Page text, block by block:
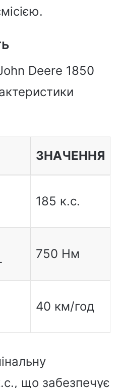
Deere 1850
ЗНАЧЕННЯ
185 к.с.
750 Нм
40 км/год
що забезпечує